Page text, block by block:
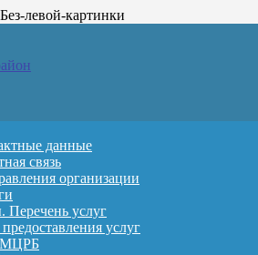
данные
связь
организации
Перечень услуг
услуг
МЦРБ